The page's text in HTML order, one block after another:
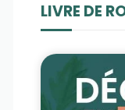
LIVRE DE